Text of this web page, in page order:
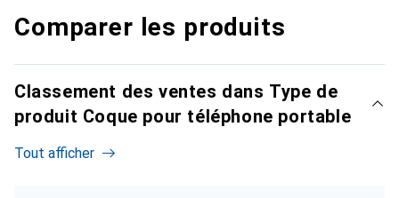
Comparer les produits
Classement des ventes dans Type de
produit Coque pour téléphone portable
Tout afficher